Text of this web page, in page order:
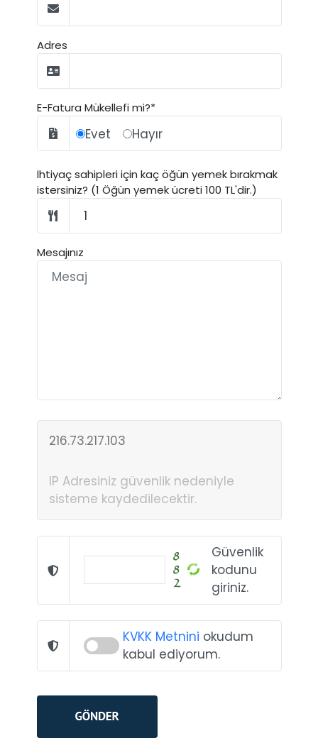
Adres
E-Fatura Mükellefi mi?*
Evet Hayır
İhtiyaç sahipleri için kaç öğün yemek bırakmak
istersiniz? (1 Öğün yemek ücreti 100 TL'dir.)
Mesajınız
216.73.217.103
IP Adresiniz güvenlik nedeniyle
sisteme kaydedilecektir.
Güvenlik
kodunu
giriniz.
KVKK Metnini okudum
kabul ediyorum.